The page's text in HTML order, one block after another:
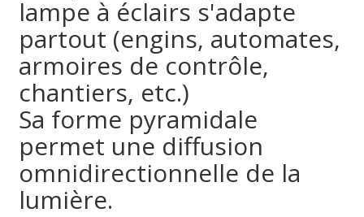
lampe à éclairs s'adapte
partout (engins, automates,
armoires de contrôle,
chantiers, etc.)
Sa forme pyramidale
permet une diffusion
omnidirectionnelle de la
lumière.